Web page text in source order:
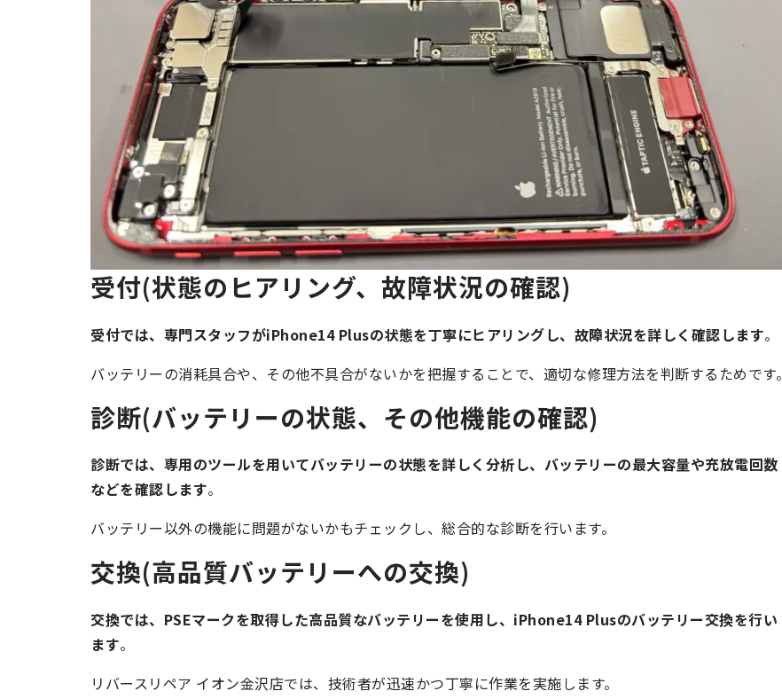
受付(状態のヒアリング、故障状況の確認)
受付では、専門スタッフがiPhone14 Plusの状態を丁寧にヒアリングし、故障状況を詳しく確認します。
バッテリーの消耗具合や、その他不具合がないかを把握することで、適切な修理方法を判断するためです。
診断(バッテリーの状態、その他機能の確認)
診断では、専用のツールを用いてバッテリーの状態を詳しく分析し、バッテリーの最大容量や充放電回数
などを確認します。
バッテリー以外の機能に問題がないかもチェックし、総合的な診断を行います。
交換(高品質バッテリーへの交換)
交換では、PSEマークを取得した高品質なバッテリーを使用し、iPhone14 Plusのバッテリー交換を行い
ます。
リバースリペア イオン金沢店では、技術者が迅速かつ丁寧に作業を実施します。